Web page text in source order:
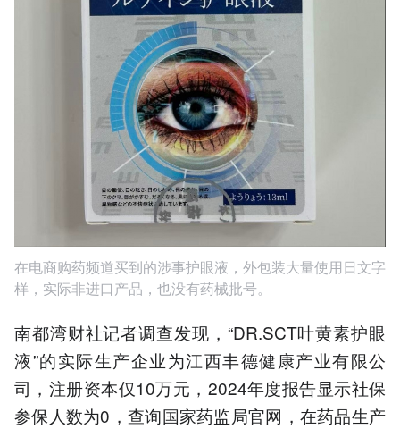
在电商购药频道买到的涉事护眼液，外包装大量使用日文字
样，实际非进口产品，也没有药械批号。
南都湾财社记者调查发现，“DR.SCT叶黄素护眼
液”的实际生产企业为江西丰德健康产业有限公
司，注册资本仅10万元，2024年度报告显示社保
参保人数为0，查询国家药监局官网，在药品生产